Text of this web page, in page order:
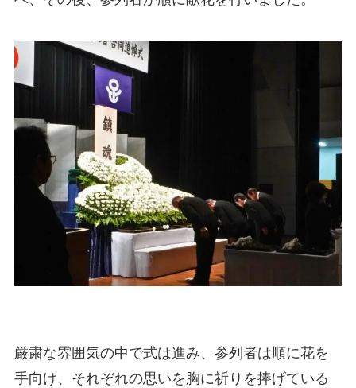
厳粛な雰囲気の中で式は進み、参列者は順に花を
手向け、それぞれの思いを胸に祈りを捧げている